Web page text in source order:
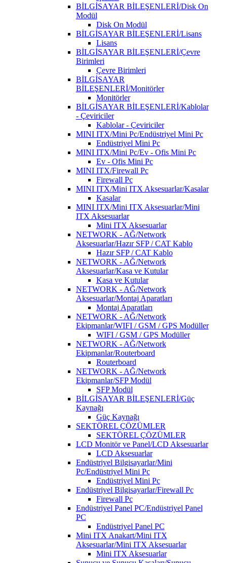
BİLGİSAYAR BİLEŞENLERİ/Disk On
Modül
Disk On Modül
BİLGİSAYAR BİLEŞENLERİ/Lisans
Lisans
BİLGİSAYAR BİLEŞENLERİ/Çevre
Birimleri
Çevre Birimleri
BİLGİSAYAR
BİLEŞENLERİ/Monitörler
Monitörler
BİLGİSAYAR BİLEŞENLERİ/Kablolar
- Çeviriciler
Kablolar - Çeviriciler
MINI ITX/Mini Pc/Endüstriyel Mini Pc
Endüstriyel Mini Pc
MINI ITX/Mini Pc/Ev - Ofis Mini Pc
Ev - Ofis Mini Pc
MINI ITX/Firewall Pc
Firewall Pc
MINI ITX/Mini ITX Aksesuarlar/Kasalar
Kasalar
MINI ITX/Mini ITX Aksesuarlar/Mini
ITX Aksesuarlar
Mini ITX Aksesuarlar
NETWORK - AĞ/Network
Aksesuarlar/Hazır SFP / CAT Kablo
Hazır SFP / CAT Kablo
NETWORK - AĞ/Network
Aksesuarlar/Kasa ve Kutular
Kasa ve Kutular
NETWORK - AĞ/Network
Aksesuarlar/Montaj Aparatları
Montaj Aparatları
NETWORK - AĞ/Network
Ekipmanlar/WIFI / GSM / GPS Modüller
WIFI / GSM / GPS Modüller
NETWORK - AĞ/Network
Ekipmanlar/Routerboard
Routerboard
NETWORK - AĞ/Network
Ekipmanlar/SFP Modül
SFP Modül
BİLGİSAYAR BİLEŞENLERİ/Güç
Kaynağı
Güç Kaynağı
SEKTÖREL ÇÖZÜMLER
SEKTÖREL ÇÖZÜMLER
LCD Monitör ve Panel/LCD Aksesuarlar
LCD Aksesuarlar
Endüstriyel Bilgisayarlar/Mini
Pc/Endüstriyel Mini Pc
Endüstriyel Mini Pc
Endüstriyel Bilgisayarlar/Firewall Pc
Firewall Pc
Endüstriyel Panel PC/Endüstriyel Panel
PC
Endüstriyel Panel PC
Mini ITX Anakart/Mini ITX
Aksesuarlar/Mini ITX Aksesuarlar
Mini ITX Aksesuarlar